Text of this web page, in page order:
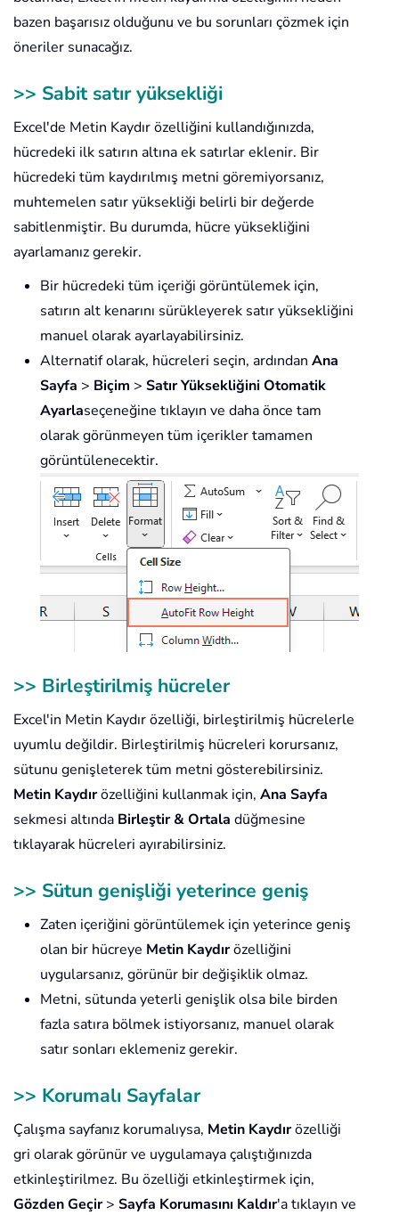
bazen başarısız olduğunu ve bu sorunları çözmek için
öneriler sunacağız.
>> Sabit satır yüksekliği
Excel'de Metin Kaydır özelliğini kullandığınızda,
hücredeki ilk satırın altına ek satırlar eklenir. Bir
hücredeki tüm kaydırılmış metni göremiyorsanız,
muhtemelen satır yüksekliği belirli bir değerde
sabitlenmiştir. Bu durumda, hücre yüksekliğini
ayarlamanız gerekir.
Bir hücredeki tüm içeriği görüntülemek için,
satırın alt kenarını sürükleyerek satır yüksekliğini
manuel olarak ayarlayabilirsiniz.
Alternatif olarak, hücreleri seçin, ardından Ana
Sayfa > Biçim > Satır Yüksekliğini Otomatik
Ayarlaseçeneğine tıklayın ve daha önce tam
olarak görünmeyen tüm içerikler tamamen
görüntülenecektir.
>> Birleştirilmiş hücreler
Excel'in Metin Kaydır özelliği, birleştirilmiş hücrelerle
uyumlu değildir. Birleştirilmiş hücreleri korursanız,
sütunu genişleterek tüm metni gösterebilirsiniz.
Metin Kaydırözelliğini kullanmak için, Ana Sayfa
sekmesi altında Birleştir & Ortala düğmesine
tıklayarak hücreleri ayırabilirsiniz.
>> Sütun genişliği yeterince geniş
Zaten içeriğini görüntülemek için yeterince geniş
olan bir hücreye Metin Kaydırözelliğini
uygularsanız, görünür bir değişiklik olmaz.
Metni, sütunda yeterli genişlik olsa bile birden
fazla satıra bölmek istiyorsanız, manuel olarak
satır sonları eklemeniz gerekir.
>> Korumalı Sayfalar
Çalışma sayfanız korumalıysa, Metin Kaydırözelliği
gri olarak görünür ve uygulamaya çalıştığınızda
etkinleştirilmez. Bu özelliği etkinleştirmek için,
Gözden Geçir> Sayfa Korumasını Kaldır'a tıklayın ve